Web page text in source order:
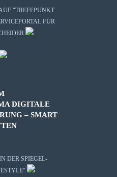
"TREFFPUNKT
FÜR
DIGITALE
– SMART
DER SPIEGEL-